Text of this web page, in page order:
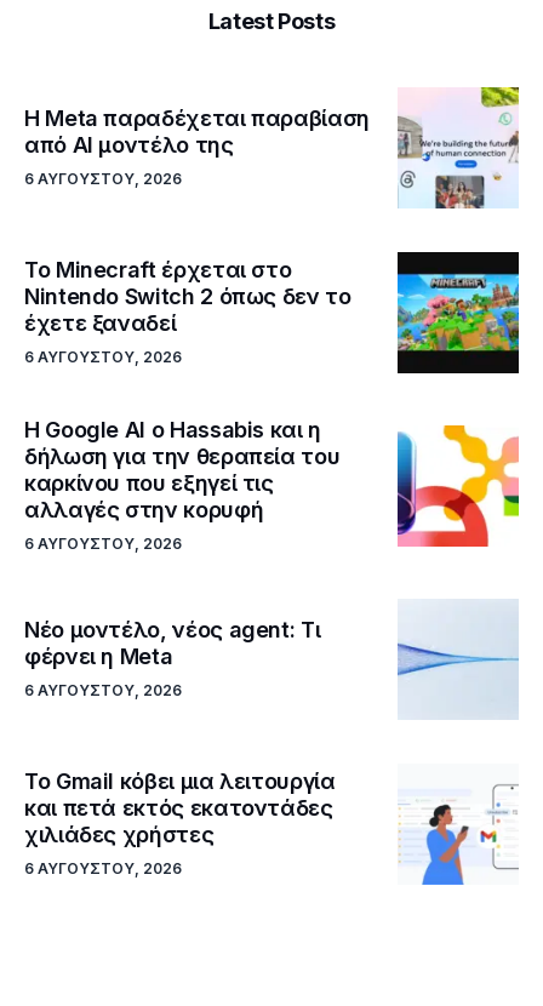
Latest Posts
Η Meta παραδέχεται παραβίαση
από AI μοντέλο της
6 ΑΥΓΟΎΣΤΟΥ, 2026
Το Minecraft έρχεται στο
Nintendo Switch 2 όπως δεν το
έχετε ξαναδεί
6 ΑΥΓΟΎΣΤΟΥ, 2026
Η Google ΑΙ ο Hassabis και η
δήλωση για την θεραπεία του
καρκίνου που εξηγεί τις
αλλαγές στην κορυφή
6 ΑΥΓΟΎΣΤΟΥ, 2026
Νέο μοντέλο, νέος agent: Τι
φέρνει η Meta
6 ΑΥΓΟΎΣΤΟΥ, 2026
Το Gmail κόβει μια λειτουργία
και πετά εκτός εκατοντάδες
χιλιάδες χρήστες
6 ΑΥΓΟΎΣΤΟΥ, 2026